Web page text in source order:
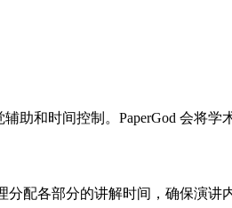
助和时间控制。PaperGod 会将学
分配各部分的讲解时间，确保演讲